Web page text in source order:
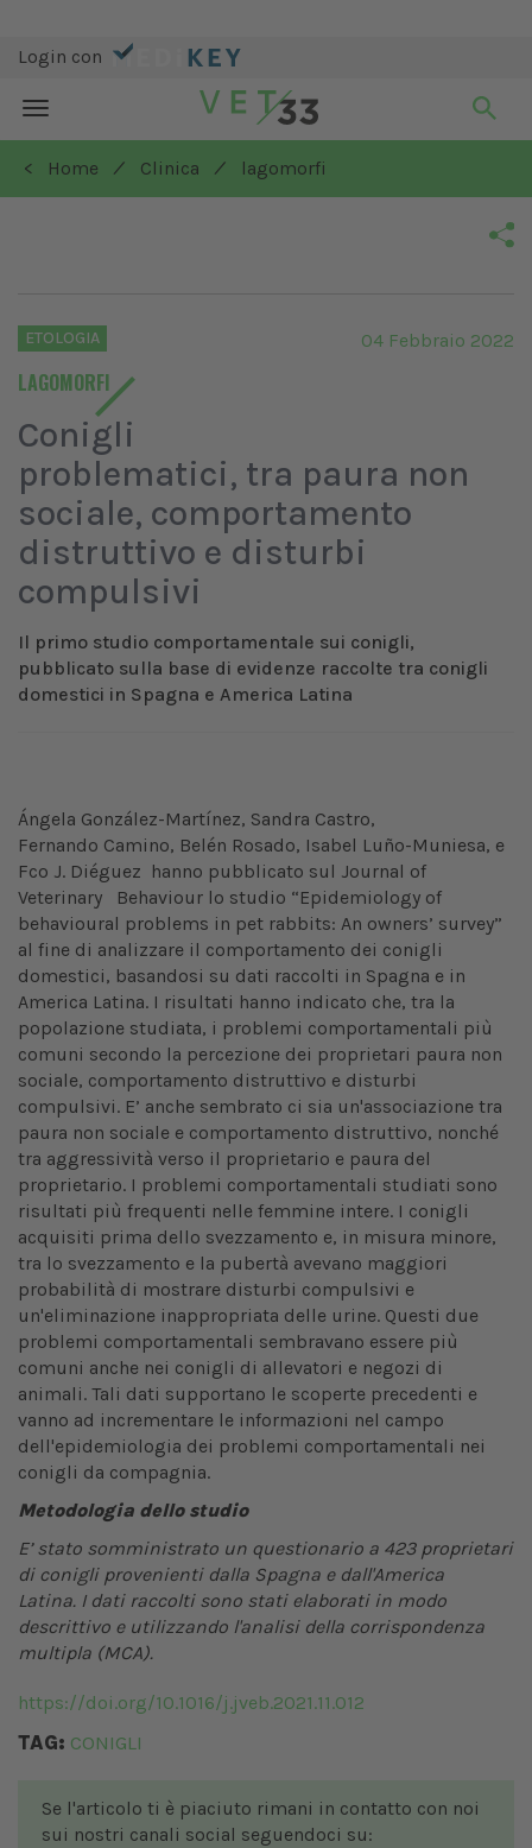
Login con
Toggle
navigation
< Home
/ Clinica / lagomorfi
ETOLOGIA
LAGOMORFI
04 Febbraio 2022
Conigli
problematici, tra paura non
sociale, comportamento
distruttivo e disturbi
compulsivi
Il primo studio comportamentale sui conigli,
pubblicato sulla base di evidenze raccolte tra conigli
domestici in Spagna e America Latina
Ángela González-Martínez, Sandra Castro,
Fernando Camino, Belén Rosado, Isabel Luño-Muniesa, e
Fco J. Diéguez hanno pubblicato sul Journal of
Veterinary Behaviour lo studio “Epidemiology of
behavioural problems in pet rabbits: An owners’ survey”
al fine di analizzare il comportamento dei conigli
domestici, basandosi su dati raccolti in Spagna e in
America Latina. I risultati hanno indicato che, tra la
popolazione studiata, i problemi comportamentali più
comuni secondo la percezione dei proprietari paura non
sociale, comportamento distruttivo e disturbi
compulsivi. E’ anche sembrato ci sia un'associazione tra
paura non sociale e comportamento distruttivo, nonché
tra aggressività verso il proprietario e paura del
proprietario. I problemi comportamentali studiati sono
risultati più frequenti nelle femmine intere. I conigli
acquisiti prima dello svezzamento e, in misura minore,
tra lo svezzamento e la pubertà avevano maggiori
probabilità di mostrare disturbi compulsivi e
un'eliminazione inappropriata delle urine. Questi due
problemi comportamentali sembravano essere più
comuni anche nei conigli di allevatori e negozi di
animali. Tali dati supportano le scoperte precedenti e
vanno ad incrementare le informazioni nel campo
dell'epidemiologia dei problemi comportamentali nei
conigli da compagnia.
Metodologia dello studio
E’ stato somministrato un questionario a 423 proprietari
di conigli provenienti dalla Spagna e dall'America
Latina. I dati raccolti sono stati elaborati in modo
descrittivo e utilizzando l'analisi della corrispondenza
multipla (MCA).
https://doi.org/10.1016/j.jveb.2021.11.012
TAG: CONIGLI
Se l'articolo ti è piaciuto rimani in contatto con noi
sui nostri canali social seguendoci su: